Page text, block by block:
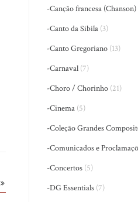
-Canção francesa (Chanson)
-Canto da Sibila (3)
-Canto Gregoriano (13)
-Carnaval (7)
-Choro / Chorinho (21)
-Cinema (5)
-Coleção Grandes
-Comunicados e
-Concertos (5)
-DG Essentials (7)